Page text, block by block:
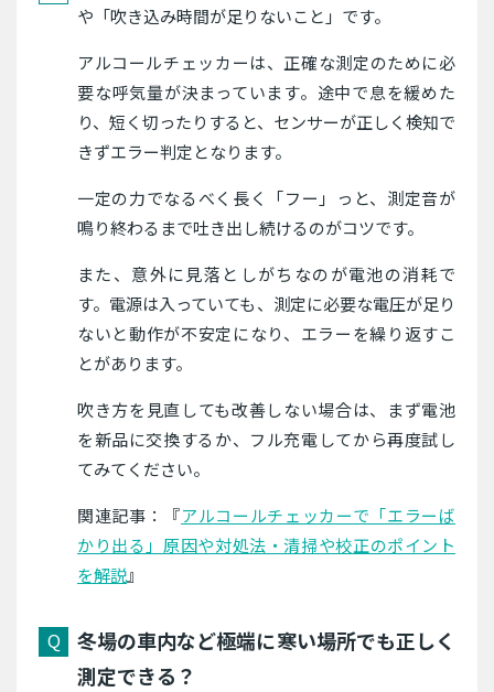
や「吹き込み時間が足りないこと」です。
アルコールチェッカーは、正確な測定のために必
要な呼気量が決まっています。途中で息を緩めた
り、短く切ったりすると、センサーが正しく検知で
きずエラー判定となります。
一定の力でなるべく長く「フー」っと、測定音が
鳴り終わるまで吐き出し続けるのがコツです。
また、意外に見落としがちなのが電池の消耗で
す。電源は入っていても、測定に必要な電圧が足り
ないと動作が不安定になり、エラーを繰り返すこ
とがあります。
吹き方を見直しても改善しない場合は、まず電池
を新品に交換するか、フル充電してから再度試し
てみてください。
関連記事：『アルコールチェッカーで「エラーば
かり出る」原因や対処法・清掃や校正のポイント
を解説』
冬場の車内など極端に寒い場所でも正しく
測定できる？